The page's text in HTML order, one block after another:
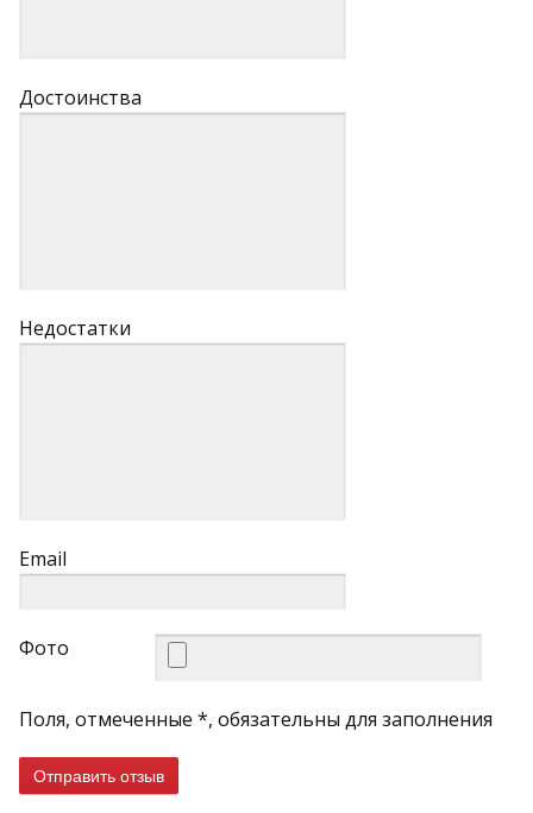
Достоинства
Недостатки
Email
Фото
Поля, отмеченные *, обязательны для заполнения
Отправить отзыв